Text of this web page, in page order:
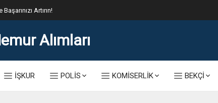
Alımı Kılavuzu ve Başvuru Ekranı
İŞKUR POLİS KOMİSERLİK BEKÇİ